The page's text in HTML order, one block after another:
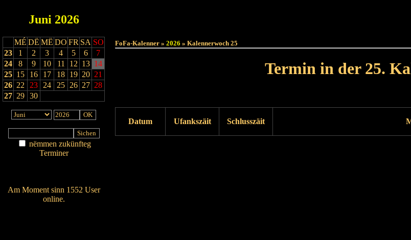
Juni 2026
MÉ DË MË DO FR SA SO
23
1 2 3 4 5 6
7
24
8 9 10 11 12 13 14
25 15 16 17 18 19 20 21
26 22 23 24 25 26 27 28
27 29 30
nëmmen zukünfteg
Terminer
Am Moment sinn 1552 User
online.
FoFa-Kalenner » 2026 » Kalennerwoch 25
Termin in der 25.
Datum Ufankszäit Schlusszäit